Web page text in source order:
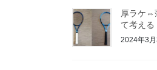
厚ラケ⇔
て考える
2024年3月